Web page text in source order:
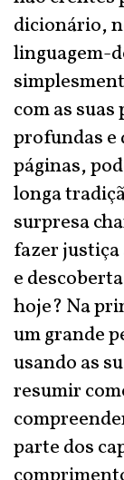
dicionário,
linguagem-
com as
profundas e
páginas,
longa
surpresa
fazer justiça
e
hoje? Na
um grande
usando as
resumir
parte dos